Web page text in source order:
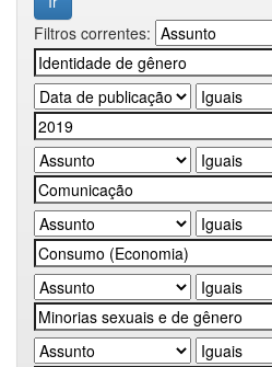
Filtros correntes: